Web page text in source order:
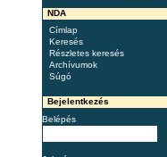
NDA
Címlap
Keresés
Részletes keresés
Archívumok
Súgó
Bejelentkezés
Belépés